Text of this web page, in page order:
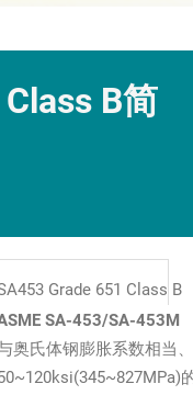
B简
Grade 651 Class B
SA-453/SA-453M
奥氏体钢膨胀系数相当